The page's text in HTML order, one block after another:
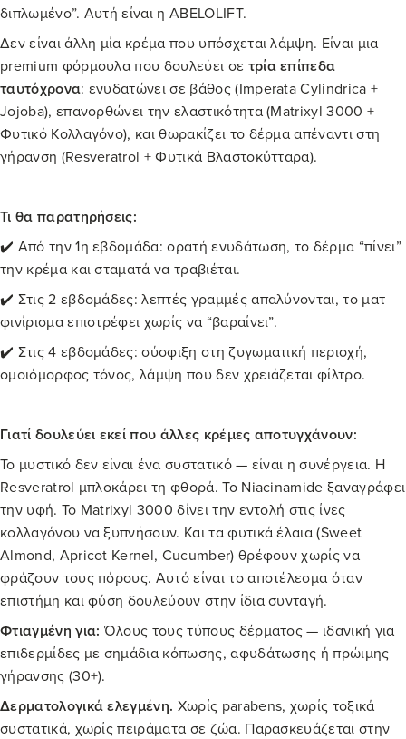
διπλωμένο”. Αυτή είναι η ABELOLIFT.
Δεν είναι άλλη μία κρέμα που υπόσχεται λάμψη. Είναι μια
premium φόρμουλα που δουλεύει σε τρία επίπεδα
ταυτόχρονα: ενυδατώνει σε βάθος (Imperata Cylindrica +
Jojoba), επανορθώνει την ελαστικότητα (Matrixyl 3000 +
Φυτικό Κολλαγόνο), και θωρακίζει το δέρμα απέναντι στη
γήρανση (Resveratrol + Φυτικά Βλαστοκύτταρα).
Τι θα παρατηρήσεις:
✔️ Από την 1η εβδομάδα: ορατή ενυδάτωση, το δέρμα “πίνει”
την κρέμα και σταματά να τραβιέται.
✔️ Στις 2 εβδομάδες: λεπτές γραμμές απαλύνονται, το ματ
φινίρισμα επιστρέφει χωρίς να “βαραίνει”.
✔️ Στις 4 εβδομάδες: σύσφιξη στη ζυγωματική περιοχή,
ομοιόμορφος τόνος, λάμψη που δεν χρειάζεται φίλτρο.
Γιατί δουλεύει εκεί που άλλες κρέμες αποτυγχάνουν:
Το μυστικό δεν είναι ένα συστατικό — είναι η συνέργεια. Η
Resveratrol μπλοκάρει τη φθορά. Το Niacinamide ξαναγράφει
την υφή. Το Matrixyl 3000 δίνει την εντολή στις ίνες
κολλαγόνου να ξυπνήσουν. Και τα φυτικά έλαια (Sweet
Almond, Apricot Kernel, Cucumber) θρέφουν χωρίς να
φράζουν τους πόρους. Αυτό είναι το αποτέλεσμα όταν
επιστήμη και φύση δουλεύουν στην ίδια συνταγή.
Φτιαγμένη για: Όλους τους τύπους δέρματος — ιδανική για
επιδερμίδες με σημάδια κόπωσης, αφυδάτωσης ή πρώιμης
γήρανσης (30+).
Δερματολογικά ελεγμένη. Χωρίς parabens, χωρίς τοξικά
συστατικά, χωρίς πειράματα σε ζώα. Παρασκευάζεται στην